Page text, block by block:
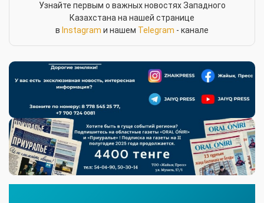
Узнайте первым о важных новостях Западного
Казахстана на нашей странице
в Instagram и нашем Telegram - канале